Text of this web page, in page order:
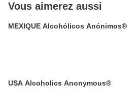
Vous aimerez aussi
MEXIQUE Alcohólicos Anónimos®
USA Alcoholics Anonymous®